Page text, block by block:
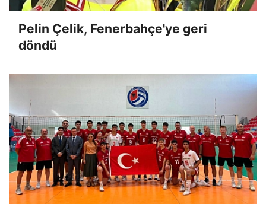
Pelin Çelik, Fenerbahçe'ye geri
döndü